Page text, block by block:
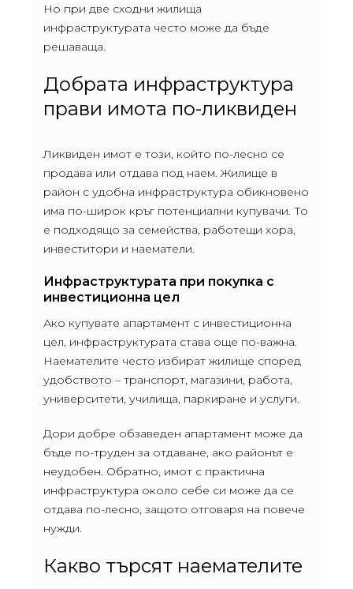
Но при две сходни жилища
инфраструктурата често може да бъде
решаваща.
Добрата инфраструктура
прави имота по-ликвиден
Ликвиден имот е този, който по-лесно се
продава или отдава под наем. Жилище в
район с удобна инфраструктура обикновено
има по-широк кръг потенциални купувачи. То
е подходящо за семейства, работещи хора,
инвеститори и наематели.
Инфраструктурата при покупка с
инвестиционна цел
Ако купувате апартамент с инвестиционна
цел, инфраструктурата става още по-важна.
Наемателите често избират жилище според
удобството – транспорт, магазини, работа,
университети, училища, паркиране и услуги.
Дори добре обзаведен апартамент може да
бъде по-труден за отдаване, ако районът е
неудобен. Обратно, имот с практична
инфраструктура около себе си може да се
отдава по-лесно, защото отговаря на повече
нужди.
Какво търсят наемателите